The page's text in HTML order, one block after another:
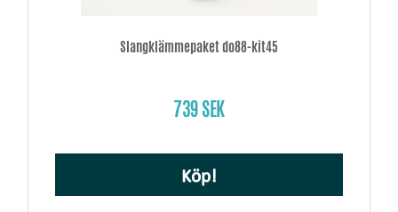
Slangklämmepaket do88-kit45
739 SEK
Köp!